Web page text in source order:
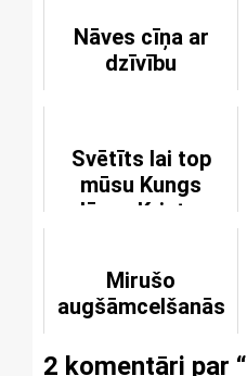
Nāves cīņa ar
dzīvību
Svētīts lai top
mūsu Kungs
Jēzus Kristus
Mirušo
augšāmcelšanās
2 komentāri par “